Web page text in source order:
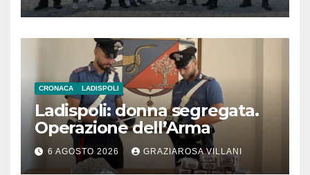
CRONACA LADISPOLI
Ladispoli: donna segregata.
Operazione dell’Arma
6 AGOSTO 2026 GRAZIAROSA VILLANI